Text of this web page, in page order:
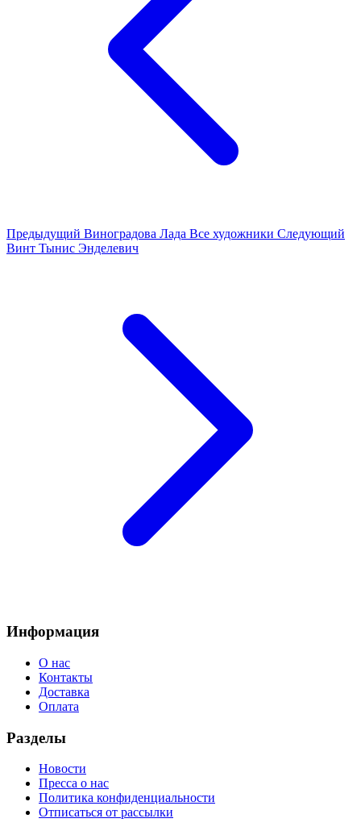
Предыдущий Виноградова Лада Все художники Следующий
Винт Тынис Энделевич
Информация
О нас
Контакты
Доставка
Оплата
Разделы
Новости
Пресса о нас
Политика конфиденциальности
Отписаться от рассылки